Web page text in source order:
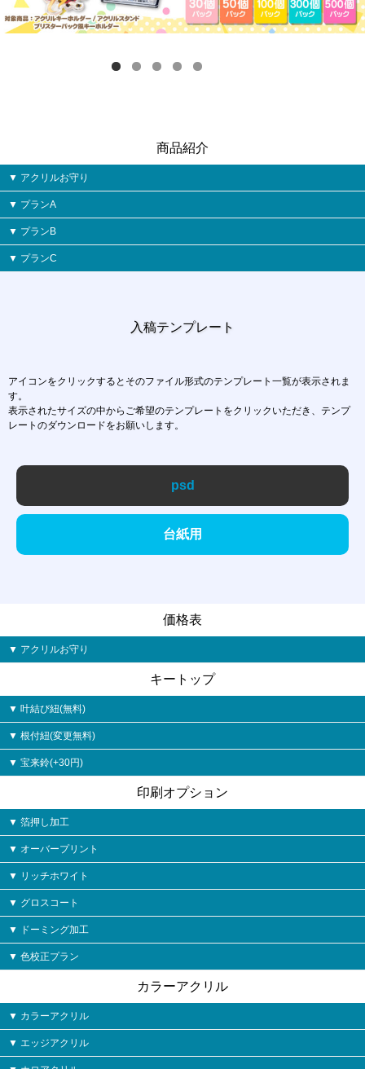
商品紹介
アクリルお守り
プランA
プランB
プランC
入稿テンプレート
アイコンをクリックするとそのファイル形式のテンプレート一覧が表示されま
す。
表示されたサイズの中からご希望のテンプレートをクリックいただき、テンプ
レートのダウンロードをお願いします。
psd
台紙用
価格表
アクリルお守り
キートップ
叶結び紐(無料)
根付紐(変更無料)
宝来鈴(+30円)
印刷オプション
箔押し加工
オーバープリント
リッチホワイト
グロスコート
ドーミング加工
色校正プラン
カラーアクリル
カラーアクリル
エッジアクリル